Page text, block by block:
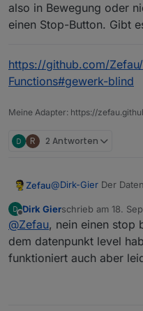
jemand eventuell
also in Bewegung oder
einen Stop-Button. Gibt
https://github.com/
Functions#gewerk-blind
Meine Adapter: https://
R 2 Antworten
Zefau@Dirk-Gier Der
Rolladen. Insofern
hier wahrscheinlich
Der Datenpunkt
also in Bewegung
einen Stop-Button.
https://github.com/
Offline
Dirk Gierschrieb am 18.
zuletzt editiert von
@Zefau, nein einen stop
dem datenpunkt level
funktioniert auch aber